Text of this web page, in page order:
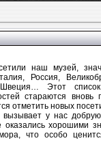
наш музей,
Россия,
Швеция… Этот
стараются вновь
отметить новых
вызывает у нас
хорошими
что особо